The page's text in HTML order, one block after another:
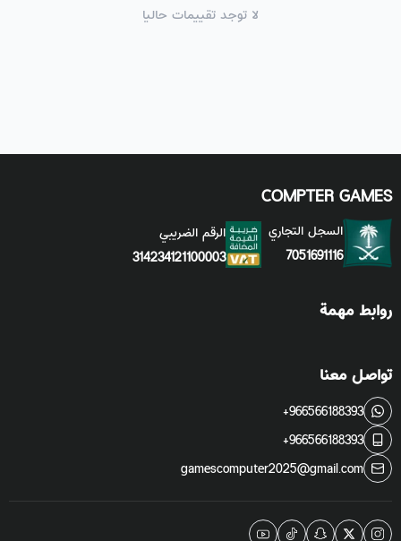
لا توجد تقييمات حاليا
COMPTER GAMES
السجل التجاري
7051691116
الرقم الضريبي
314234121100003
روابط مهمة
تواصل معنا
+966566188393
+966566188393
gamescomputer2025@gmail.com